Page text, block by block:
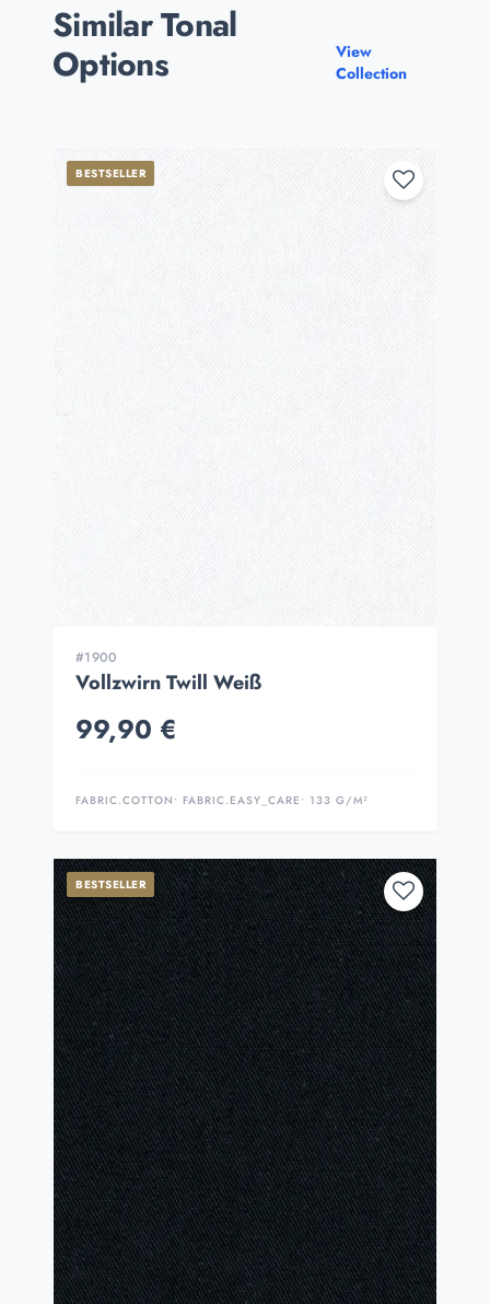
Similar Tonal
Options
View
Collection
BESTSELLER
#1900
Vollzwirn Twill Weiß
99,90 €
FABRIC.COTTON • FABRIC.EASY_CARE • 133 G/M²
BESTSELLER